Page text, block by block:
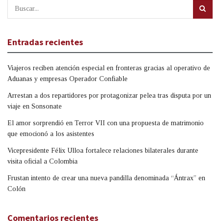
Entradas recientes
Viajeros reciben atención especial en fronteras gracias al operativo de
Aduanas y empresas Operador Confiable
Arrestan a dos repartidores por protagonizar pelea tras disputa por un
viaje en Sonsonate
El amor sorprendió en Terror VII con una propuesta de matrimonio
que emocionó a los asistentes
Vicepresidente Félix Ulloa fortalece relaciones bilaterales durante
visita oficial a Colombia
Frustan intento de crear una nueva pandilla denominada “Ántrax” en
Colón
Comentarios recientes